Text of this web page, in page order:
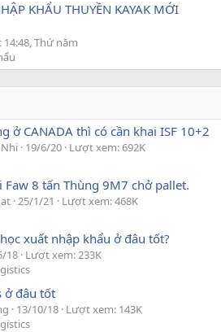
KHẨU THUYỀN KAYAK MỚI
14:48, Thứ năm
ở CANADA thì có cần khai ISF 10+2
19/6/20 Lượt xem: 692K
Faw 8 tấn Thùng 9M7 chở pallet.
25/1/21
Lượt xem: 468K
xuất nhập khẩu ở đâu tốt?
18 Lượt xem: 233K
ở đâu tốt
13/10/18 Lượt xem: 143K